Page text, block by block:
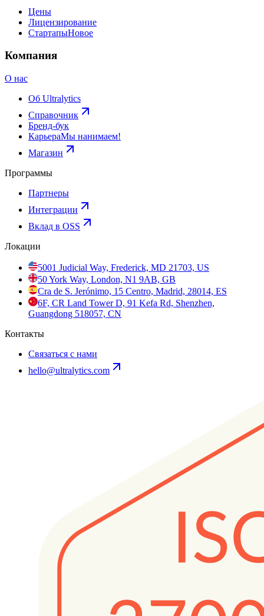
Цены
Лицензирование
СтартапыНовое
Компания
О нас
Об Ultralytics
Справочник
Бренд-бук
КарьераМы нанимаем!
Магазин
Программы
Партнеры
Интеграции
Вклад в OSS
Локации
5001 Judicial Way, Frederick, MD 21703, US
50 York Way, London, N1 9AB, GB
Cra de S. Jerónimo, 15 Centro, Madrid, 28014, ES
6F, CR Land Tower D, 91 Kefa Rd, Shenzhen,
Guangdong 518057, CN
Контакты
Связаться с нами
hello@ultralytics.com